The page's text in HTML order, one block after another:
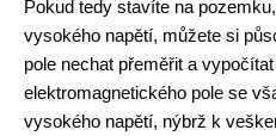
Pokud tedy stavíte na
vysokého napětí, můžete si
pole nechat přeměřit a
elektromagnetického pole se
vysokého napětí, nýbrž k